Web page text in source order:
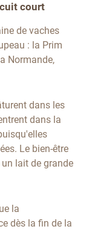
court
de vaches
: la Prim
Normande,
dans les
dans la
Le bien-être
lait de grande
la
dès la fin de la